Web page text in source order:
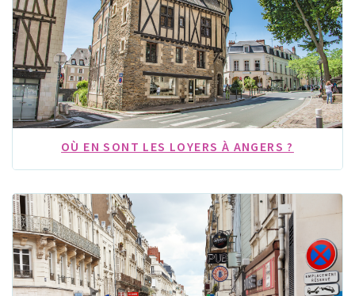
OÙ EN SONT LES LOYERS À ANGERS ?